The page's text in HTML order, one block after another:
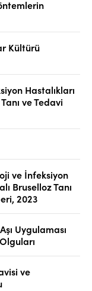
Kültürü
Hastalıkları
ve Tedavi
ve İnfeksiyon
Bruselloz Tanı
2023
Uygulaması
ve